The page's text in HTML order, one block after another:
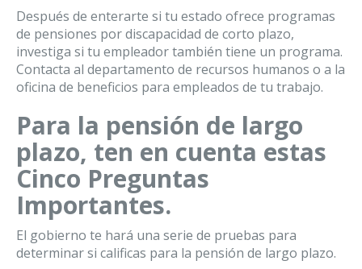
Después de enterarte si tu estado ofrece programas
de pensiones por discapacidad de corto plazo,
investiga si tu empleador también tiene un programa.
Contacta al departamento de recursos humanos o a la
oficina de beneficios para empleados de tu trabajo.
Para la pensión de largo
plazo, ten en cuenta estas
Cinco Preguntas
Importantes.
El gobierno te hará una serie de pruebas para
determinar si calificas para la pensión de largo plazo.